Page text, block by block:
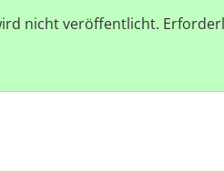
nicht veröffentlicht.